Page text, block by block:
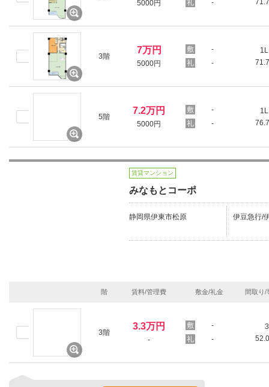
5000円
-
3階
7万円
5000円
-
-
5階
7.2万円
5000円
-
-
賃貸マンション
みなもとコーポ
静岡県伊東市松原 伊豆急行/
階 賃料/管理費 敷金/礼金 間取り/
3階
3.3万円
-
-
-